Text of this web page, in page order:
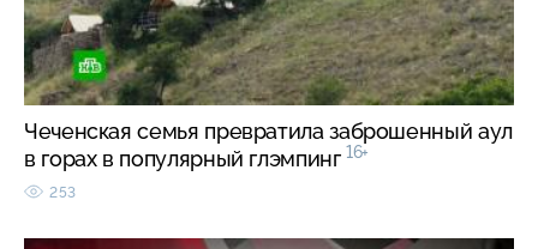
Чеченская семья превратила заброшенный аул
в горах в популярный глэмпинг 16+
253